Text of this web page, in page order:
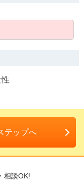
テップへ
相談OK!